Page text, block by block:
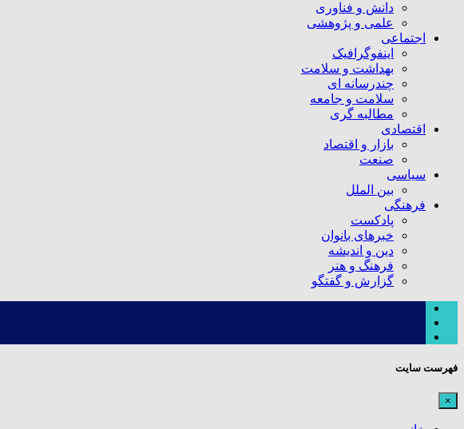
دانش و فناوری
علمی و پژوهشی
اجتماعی
اینفوگرافیک
بهداشت و سلامت
چندرسانه ای
سلامت و جامعه
مطالبه گری
اقتصادی
بازار و اقتصاد
صنعت
سیاسی
بین الملل
فرهنگی
پادکست
خبرهای بانوان
دین و اندیشه
فرهنگ و هنر
گزارش و گفتگو
فهرست سایت
×